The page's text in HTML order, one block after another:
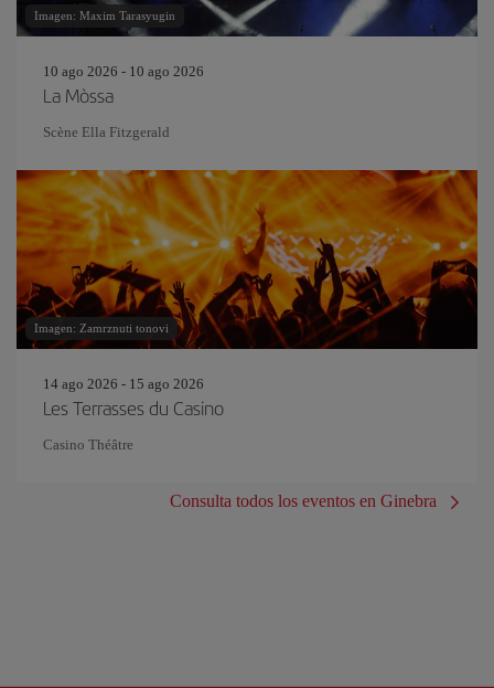
Imagen: Maxim Tarasyugin
10 ago 2026 - 10 ago 2026
La Mòssa
Scène Ella Fitzgerald
Imagen: Zamrznuti tonovi
14 ago 2026 - 15 ago 2026
Les Terrasses du Casino
Casino Théâtre
Consulta todos los eventos en Ginebra